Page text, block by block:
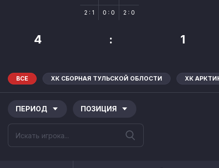
2 : 1 0 : 0 2 : 0
4 : 1
ВСЕ ХК СБОРНАЯ ТУЛЬСКОЙ ОБЛОСТИ ХК
ПЕРИОД ПОЗИЦИЯ